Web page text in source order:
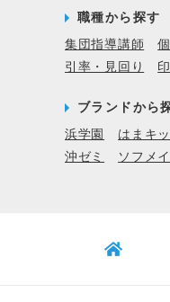
職種から探す
集団指導講師
引率・見回り
ブランドから
浜学園
はまキ
沖ゼミ
ソフメ